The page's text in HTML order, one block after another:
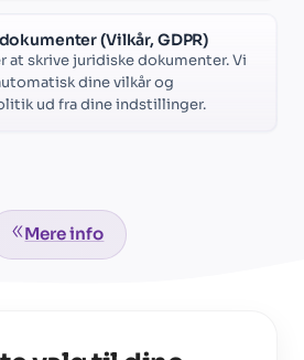
(Vilkår, GDPR)
at skrive juridiske dokumenter. Vi
dine vilkår og
ud fra dine indstillinger.
Mere info